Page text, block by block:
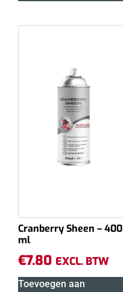
Cranberry Sheen – 400
ml
€7.80 EXCL. BTW
Toevoegen aan